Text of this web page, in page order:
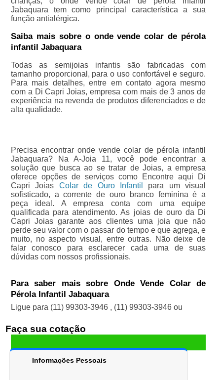
Jabaquara tem como principal característica a sua
função antialérgica.
Saiba mais sobre o onde vende colar de pérola
infantil Jabaquara
Todas as semijoias infantis são fabricadas com
tamanho proporcional, para o uso confortável e seguro.
Para mais detalhes, entre em contato agora mesmo
com a Di Capri Joias, empresa com mais de 3 anos de
experiência na revenda de produtos diferenciados e de
alta qualidade.
Precisa encontrar onde vende colar de pérola infantil
Jabaquara? Na A-Joia 11, você pode encontrar a
solução que busca ao se tratar de Joias, a empresa
oferece opções de serviços como Encontre aqui Di
Capri Joias Colar de Ouro Infantil
para um visual
sofisticado, a corrente de ouro branco feminina é a
peça ideal. A empresa conta com uma equipe
qualificada para atendimento. As joias de ouro da Di
Capri Joias garante aos clientes uma joia que não
perde seu valor com o passar do tempo e que agrega, e
muito, no aspecto visual, entre outras. Não deixe de
falar conosco para esclarecer cada uma de suas
dúvidas com nossos profissionais.
Para saber mais sobre Onde Vende Colar de
Pérola Infantil Jabaquara
Ligue para (11) 99303-3946 , (11) 99303-3946 ou
Faça sua cotação
Informações Pessoais